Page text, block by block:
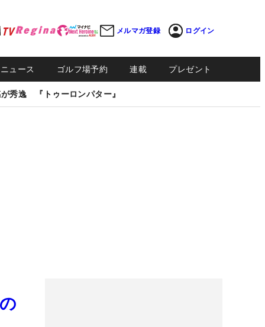
メルマガ登録 ログイン
ュース ゴルフ場予約 連載 プレゼント
秀逸 『トゥーロンパター』